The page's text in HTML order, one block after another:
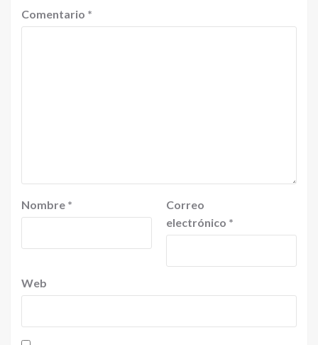
Comentario *
Nombre *
Correo
electrónico *
Web